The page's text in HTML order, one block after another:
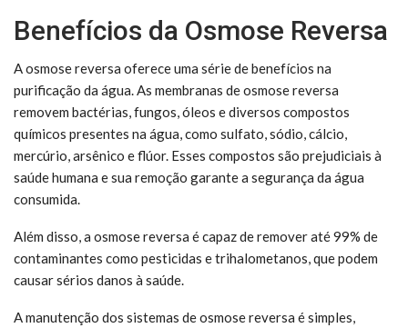
Benefícios da Osmose Reversa
A osmose reversa oferece uma série de benefícios na
purificação da água. As membranas de osmose reversa
removem bactérias, fungos, óleos e diversos compostos
químicos presentes na água, como sulfato, sódio, cálcio,
mercúrio, arsênico e flúor. Esses compostos são prejudiciais à
saúde humana e sua remoção garante a segurança da água
consumida.
Além disso, a osmose reversa é capaz de remover até 99% de
contaminantes como pesticidas e trihalometanos, que podem
causar sérios danos à saúde.
A manutenção dos sistemas de osmose reversa é simples,